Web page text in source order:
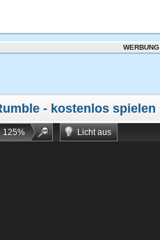
WERBUNG
- kostenlos spielen
125% Licht aus